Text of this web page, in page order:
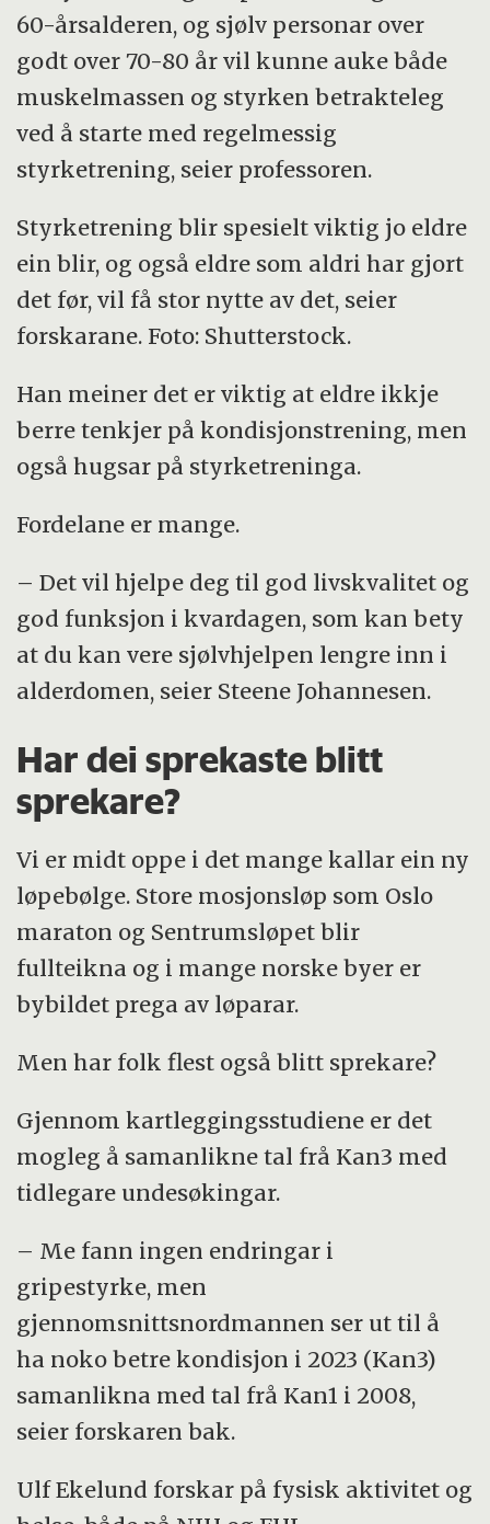
60-årsalderen, og sjølv personar over
godt over 70-80 år vil kunne auke både
muskelmassen og styrken betrakteleg
ved å starte med regelmessig
styrketrening, seier professoren.
Styrketrening blir spesielt viktig jo eldre
ein blir, og også eldre som aldri har gjort
det før, vil få stor nytte av det, seier
forskarane. Foto: Shutterstock.
Han meiner det er viktig at eldre ikkje
berre tenkjer på kondisjonstrening, men
også hugsar på styrketreninga.
Fordelane er mange.
– Det vil hjelpe deg til god livskvalitet og
god funksjon i kvardagen, som kan bety
at du kan vere sjølvhjelpen lengre inn i
alderdomen, seier Steene Johannesen.
Har dei sprekaste blitt
sprekare?
Vi er midt oppe i det mange kallar ein ny
løpebølge. Store mosjonsløp som Oslo
maraton og Sentrumsløpet blir
fullteikna og i mange norske byer er
bybildet prega av løparar.
Men har folk flest også blitt sprekare?
Gjennom kartleggingsstudiene er det
mogleg å samanlikne tal frå Kan3 med
tidlegare undesøkingar.
– Me fann ingen endringar i
gripestyrke, men
gjennomsnittsnordmannen ser ut til å
ha noko betre kondisjon i 2023 (Kan3)
samanlikna med tal frå Kan1 i 2008,
seier forskaren bak.
Ulf Ekelund forskar på fysisk aktivitet og